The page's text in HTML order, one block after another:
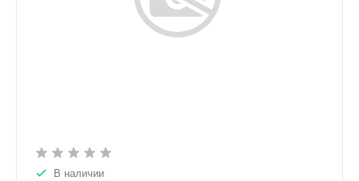
В наличии